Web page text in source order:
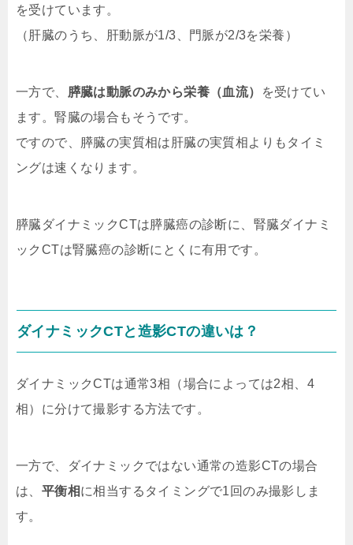
を受けています。
（肝臓のうち、肝動脈が1/3、門脈が2/3を栄養）
一方で、 膵臓は動脈のみから栄養 （血流）
を受けてい
ます。腎臓の場合もそうです。
ですので、膵臓の実質相は肝臓の実質相よりもタイミ
ングは速くなります。
膵臓ダイナミックCTは膵臓癌の診断に、腎臓ダイナミ
ックCTは腎臓癌の診断にとくに有用です。
ダイナミックCTと造影CTの違いは？
ダイナミックCTは通常3相（場合によっては2相、4
相）に分けて撮影する方法です。
一方で、ダイナミックではない通常の造影CTの場合
は、 平衡相に相当するタイミングで1回のみ撮影しま
す。